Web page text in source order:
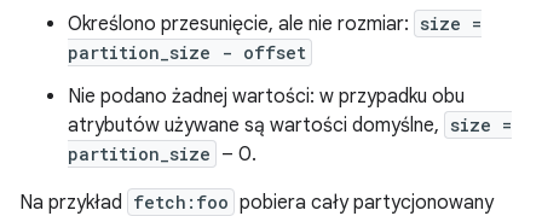
Określono przesunięcie, ale nie rozmiar: size =
partition_size - offset
Nie podano żadnej wartości: w przypadku obu
atrybutów używane są wartości domyślne, size =
partition_size – 0.
Na przykład fetch:foo pobiera cały partycjonowany